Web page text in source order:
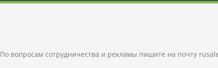
По вопросам сотрудничества и рекламы пишите на почту